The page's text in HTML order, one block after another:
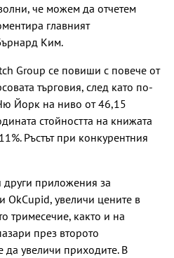
че можем да отчетем
главният
Ким.
Group се повиши с повече от
търговия, след като по-
Йорк на ниво от 46,15
стойността на книжата
Ръстът при конкурентния
други приложения за
OkCupid, увеличи цените в
тримесечие, както и на
през второто
да увеличи приходите. В